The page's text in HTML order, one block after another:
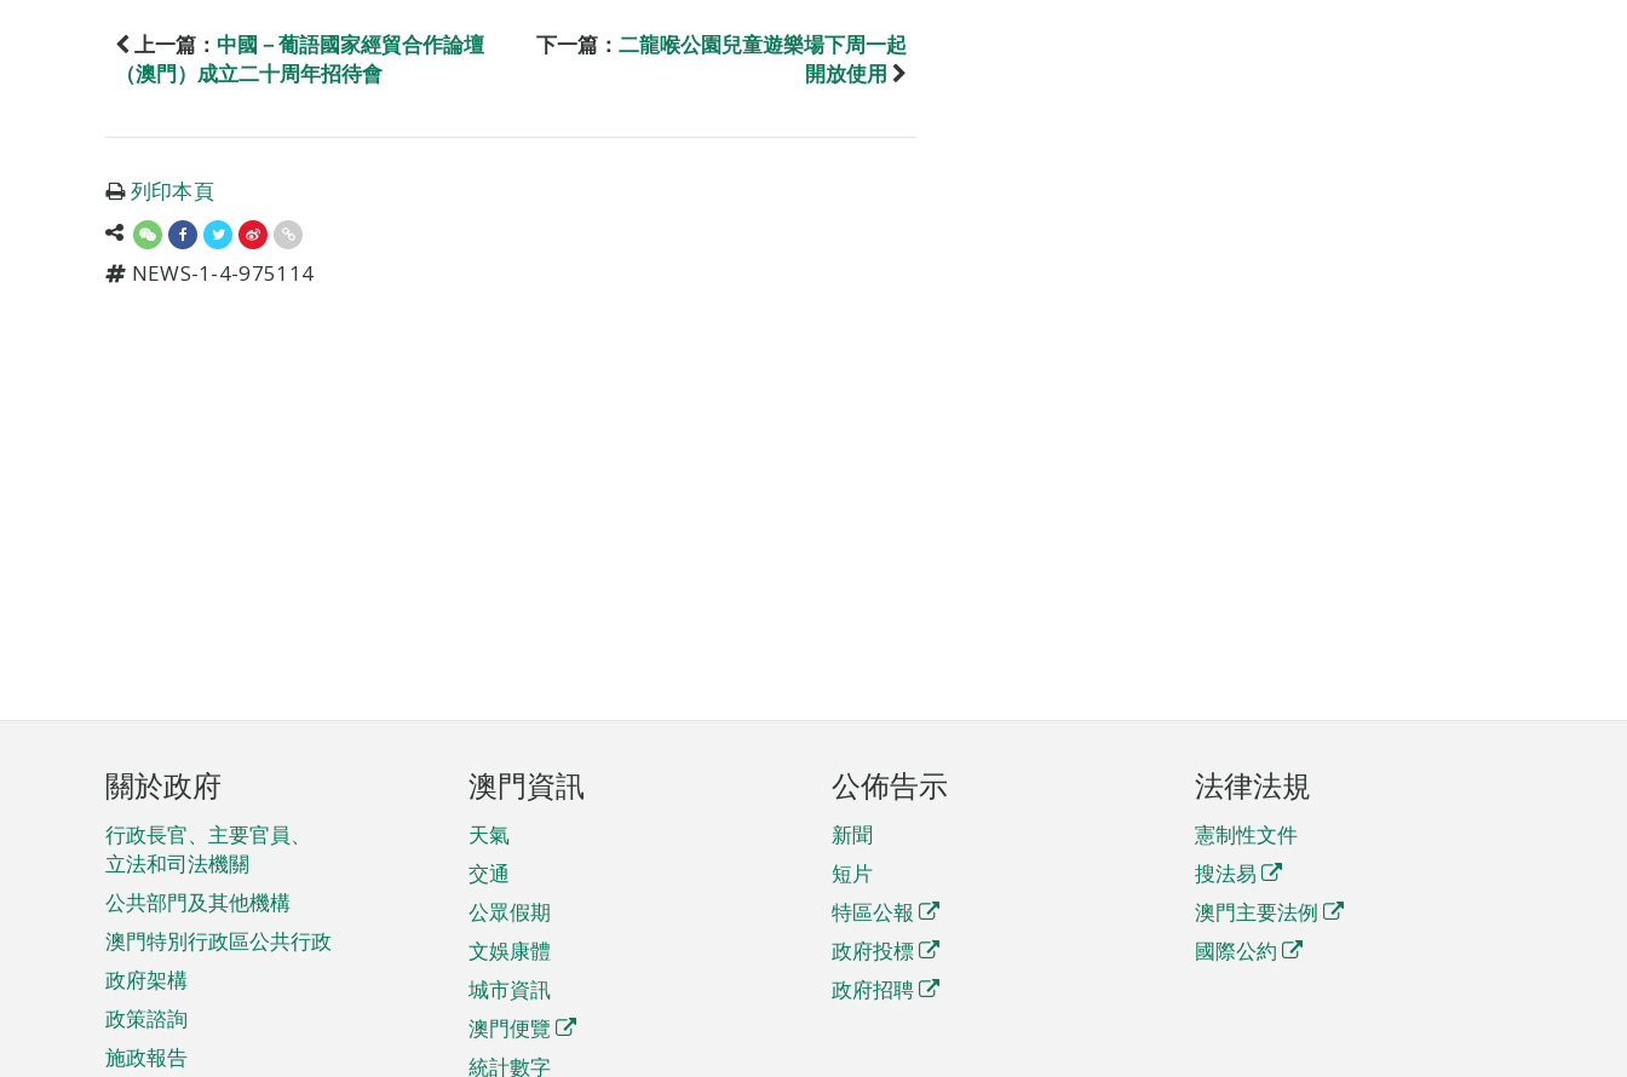
上一篇： 中國－葡語國家經貿合作論壇
（澳門）成立二十周年招待會
下一篇： 二龍喉公園兒童遊樂場下周一起
開放使用
列印本頁
NEWS-1-4-975114
頁
腳
菜
單
關於政府
行政長官、主要官員、
立法和司法機關
公共部門及其他機構
澳門特別行政區公共行政
政府架構
政策諮詢
施政報告
澳門資訊
天氣
交通
公眾假期
文娛康體
城市資訊
澳門便覽
統計數字
公佈告示
新聞
短片
特區公報
政府投標
政府招聘
法律法規
憲制性文件
搜法易
澳門主要法例
國際公約